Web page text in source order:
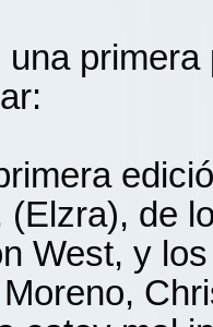
una
(Elzra), de
West, y